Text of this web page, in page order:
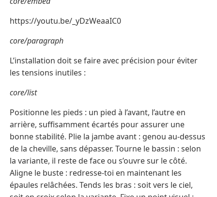
https://youtu.be/_yDzWeaaIC0
core/paragraph
L’installation doit se faire avec précision pour éviter
les tensions inutiles :
core/list
Positionne les pieds : un pied à l’avant, l’autre en
arrière, suffisamment écartés pour assurer une
bonne stabilité. Plie la jambe avant : genou au-dessus
de la cheville, sans dépasser. Tourne le bassin : selon
la variante, il reste de face ou s’ouvre sur le côté.
Aligne le buste : redresse-toi en maintenant les
épaules relâchées. Tends les bras : soit vers le ciel,